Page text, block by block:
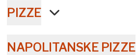
PIZZE
NAPOLITANSKE PIZZE